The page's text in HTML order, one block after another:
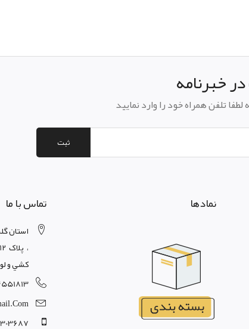
خبرنامه
تلفن همراه خود را وارد نمایید
ثبت
نمادها تماس با ما
استان
کشي و